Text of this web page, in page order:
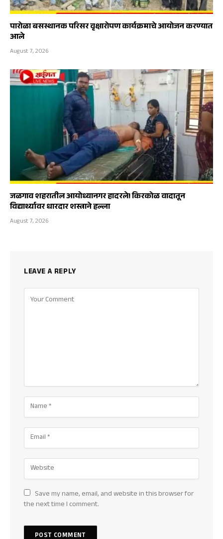
पारोळा बसस्थानक परिसर वृक्षारोपण कार्यक्रमाचे आयोजन करण्यात
आले
August 7, 2026
जळगाव शहरातील आयोध्यानगर हादरले! किरकोळ वादातून
विद्यार्थ्यावर धारदार शस्त्राने हल्ला
August 7, 2026
LEAVE A REPLY
Save my name, email, and website in this browser for
the next time I comment.